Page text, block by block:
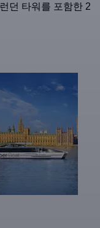
던 타워를 포함한 2